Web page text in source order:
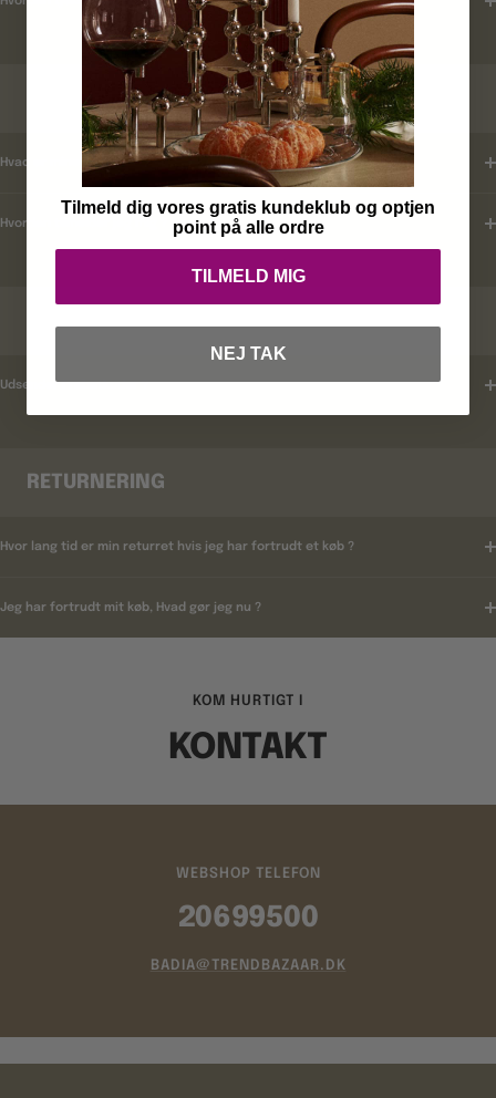
KUNDEKLUB
Hvad er mine fordele ?
Hvordan tilmelder jeg mig ?
Udsender i rabatkoder ?
RETURNERING
Hvor lang tid er min returret hvis jeg har fortrudt et køb ?
Jeg har fortrudt mit køb, Hvad gør jeg nu ?
KOM HURTIGT I
KONTAKT
WEBSHOP TELEFON
20699500
BADIA@TRENDBAZAAR.DK
Tilmeld dig vores gratis kundeklub og optjen
point på alle ordre
TILMELD MIG
NEJ TAK